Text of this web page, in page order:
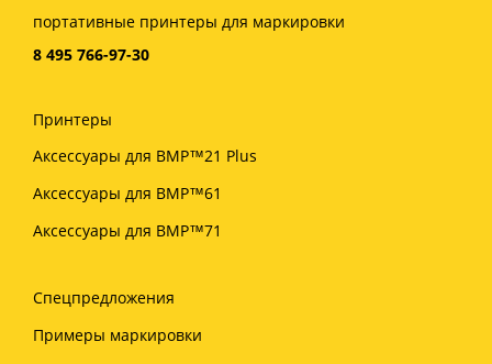
портативные принтеры для маркировки
8 495 766-97-30
Принтеры
Аксессуары для BMP™21 Plus
Аксессуары для BMP™61
Аксессуары для BMP™71
Спецпредложения
Примеры маркировки